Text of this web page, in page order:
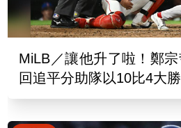
MiLB／讓他升了啦！鄭
回追平分助隊以10比4大勝